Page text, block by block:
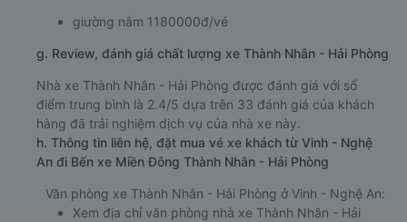
giường nằm 1180000đ/vé
g. Review, đánh giá chất lượng xe Thành Nhân - Hải Phòng
Nhà xe Thành Nhân - Hải Phòng được đánh giá với số
điểm trung bình là 2.4/5 dựa trên 33 đánh giá của khách
hàng đã trải nghiệm dịch vụ của nhà xe này.
h. Thông tin liên hệ, đặt mua vé xe khách từ Vinh - Nghệ
An đi Bến xe Miền Đông Thành Nhân - Hải Phòng
Văn phòng xe Thành Nhân - Hải Phòng ở Vinh - Nghệ An:
Xem địa chỉ văn phòng nhà xe Thành Nhân - Hải